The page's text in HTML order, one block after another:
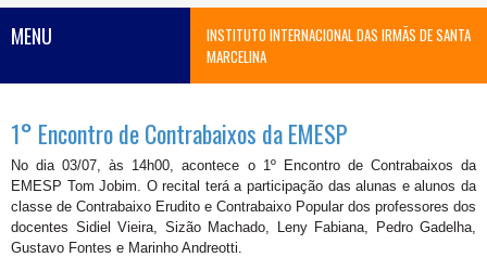
INSTITUTO INTERNACIONAL DAS IRMÃS DE SANTA
MARCELINA
MENU
1° Encontro de Contrabaixos da EMESP
No dia 03/07, às 14h00, acontece o 1º Encontro de Contrabaixos da
EMESP Tom Jobim. O recital terá a participação das alunas e alunos da
classe de Contrabaixo Erudito e Contrabaixo Popular dos professores dos
docentes Sidiel Vieira, Sizão Machado, Leny Fabiana, Pedro Gadelha,
Gustavo Fontes e Marinho Andreotti.